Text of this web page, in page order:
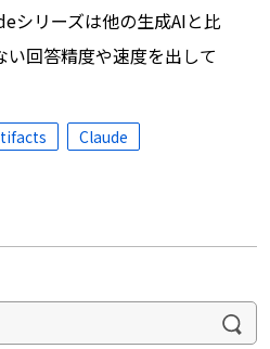
シリーズは他の生成AIと比
回答精度や速度を出して
Claude